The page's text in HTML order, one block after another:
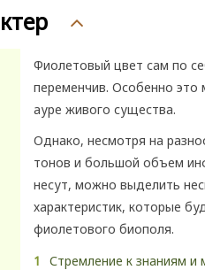
Фиолетовый цвет сам по
переменчив. Особенно
ауре живого существа.
Однако, несмотря на
тонов и большой объем
несут, можно выделить
характеристик, которые
фиолетового биополя.
Стремление к знаниям и